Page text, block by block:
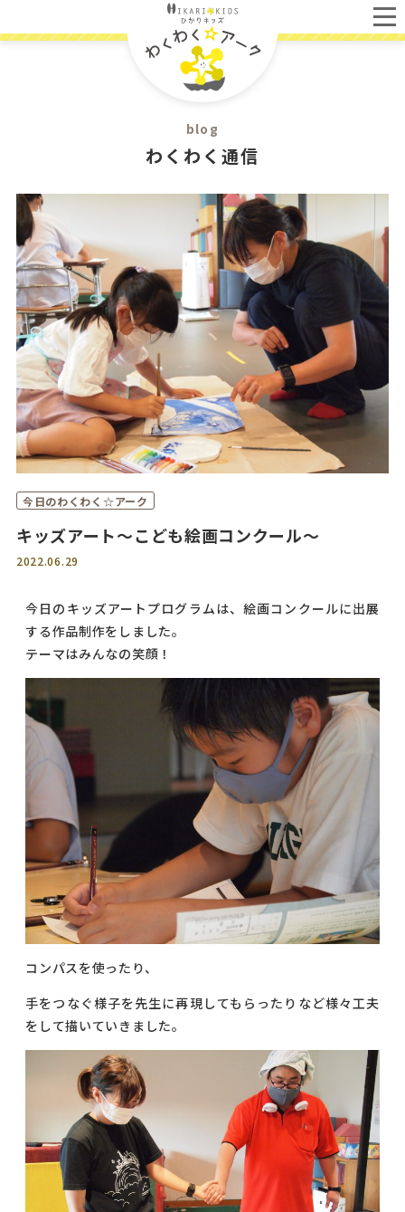
blog
わくわく通信
今日のわくわく☆アーク
キッズアート～こども絵画コンクール～
2022.06.29
今日のキッズアートプログラムは、絵画コンクールに出展
する作品制作をしました。
テーマはみんなの笑顔！
コンパスを使ったり、
手をつなぐ様子を先生に再現してもらったりなど様々工夫
をして描いていきました。